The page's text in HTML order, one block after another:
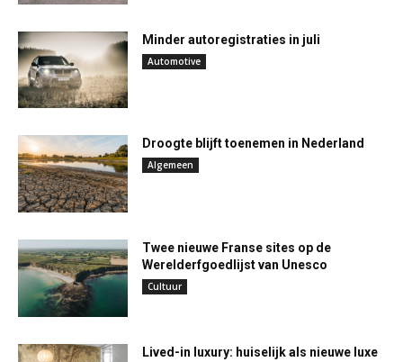
Minder autoregistraties in juli
Automotive
Droogte blijft toenemen in Nederland
Algemeen
Twee nieuwe Franse sites op de
Werelderfgoedlijst van Unesco
Cultuur
Lived-in luxury: huiselijk als nieuwe luxe